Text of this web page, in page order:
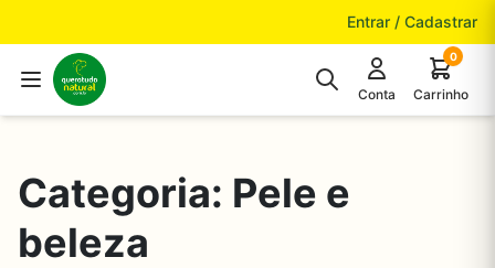
Entrar / Cadastrar
Conta
0
Carrinho
Categoria: Pele e
beleza